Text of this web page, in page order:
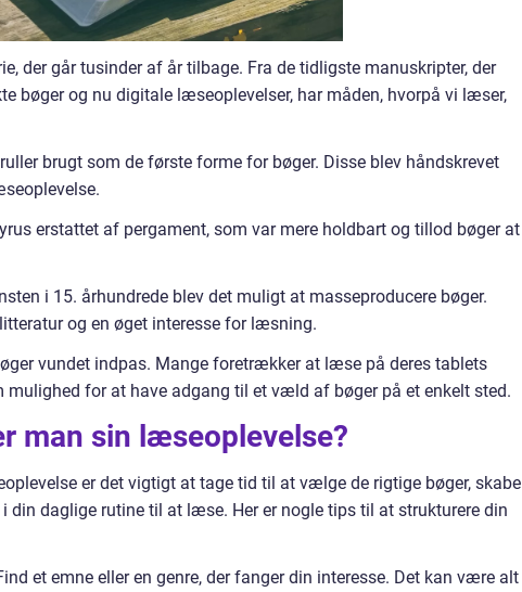
der går tusinder af år tilbage. Fra de tidligste manuskripter, der
bøger og nu digitale læseoplevelser, har måden, hvorpå vi læser,
brugt som de første forme for bøger. Disse blev håndskrevet
erstattet af pergament, som var mere holdbart og tillod bøger at
i 15. århundrede blev det muligt at masseproducere bøger.
og en øget interesse for læsning.
vundet indpas. Mange foretrækker at læse på deres tablets
mulighed for at have adgang til et væld af bøger på et enkelt sted.
man sin læseoplevelse?
er det vigtigt at tage tid til at vælge de rigtige bøger, skabe
daglige rutine til at læse. Her er nogle tips til at strukturere din
et emne eller en genre, der fanger din interesse. Det kan være alt